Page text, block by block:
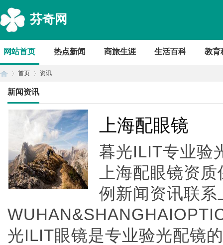
芬奇网
网站首页 热点新闻 商旅生涯 生活百科 教育
首页 资讯
新闻资讯
上海配眼镜
暮光ILIT专业验
上海配眼镜资
例新闻资讯联系
光ILIT眼镜是专业验光配镜